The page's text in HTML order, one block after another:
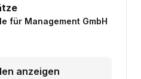
für Management GmbH
anzeigen